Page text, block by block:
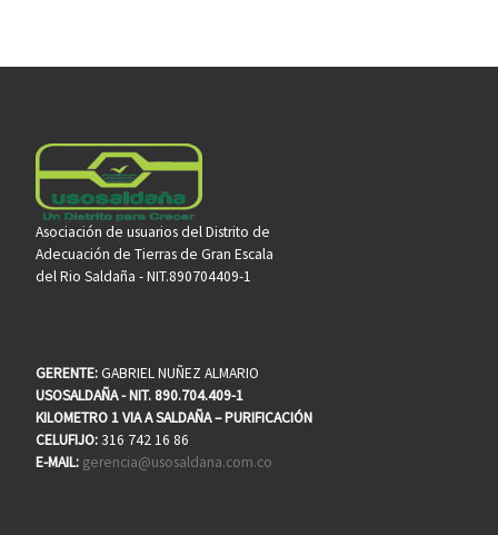
Asociación de usuarios del Distrito de
Adecuación de Tierras de Gran Escala
del Rio Saldaña - NIT.890704409-1
GERENTE:GABRIEL NUÑEZ ALMARIO
USOSALDAÑA - NIT. 890.704.409-1
KILOMETRO 1 VIA A SALDAÑA – PURIFICACIÓN
CELUFIJO:316 742 16 86
E-MAIL: gerencia@usosaldana.com.co